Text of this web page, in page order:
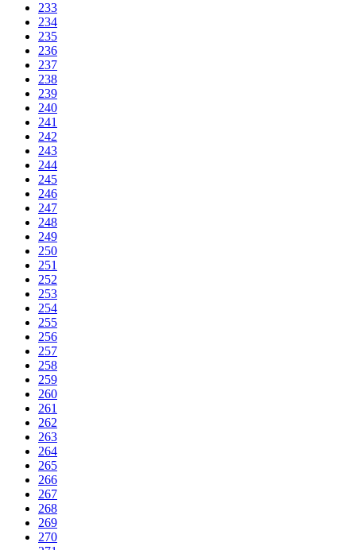
233
234
235
236
237
238
239
240
241
242
243
244
245
246
247
248
249
250
251
252
253
254
255
256
257
258
259
260
261
262
263
264
265
266
267
268
269
270